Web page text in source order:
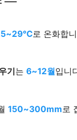
로 온화합
기 는 6~12월 입니
150~300mm 로